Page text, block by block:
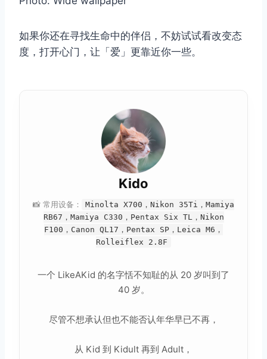
如果你还在寻找生命中的伴侣，不妨试试看改变态
度，打开心门，让「爱」更靠近你一些。
Kido
📸 常用设备：
Minolta X700，Nikon 35Ti，Mamiya
RB67，Mamiya C330，Pentax Six TL，Nikon
F100，Canon QL17，Pentax SP，Leica M6，
Rolleiflex 2.8F
一个 LikeAKid 的名字恬不知耻的从 20 岁叫到了
40 岁。
尽管不想承认但也不能否认年华早已不再，
从 Kid 到 Kidult 再到 Adult，
取消 搜索